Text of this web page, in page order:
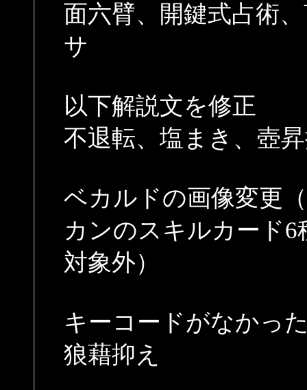
面六臂、開鍵式占術
サ
以下解説文を修正
不退転、塩まき、壺
ベカルドの画像変更
カンのスキルカード
対象外）
キーコードがなかっ
狼藉抑え